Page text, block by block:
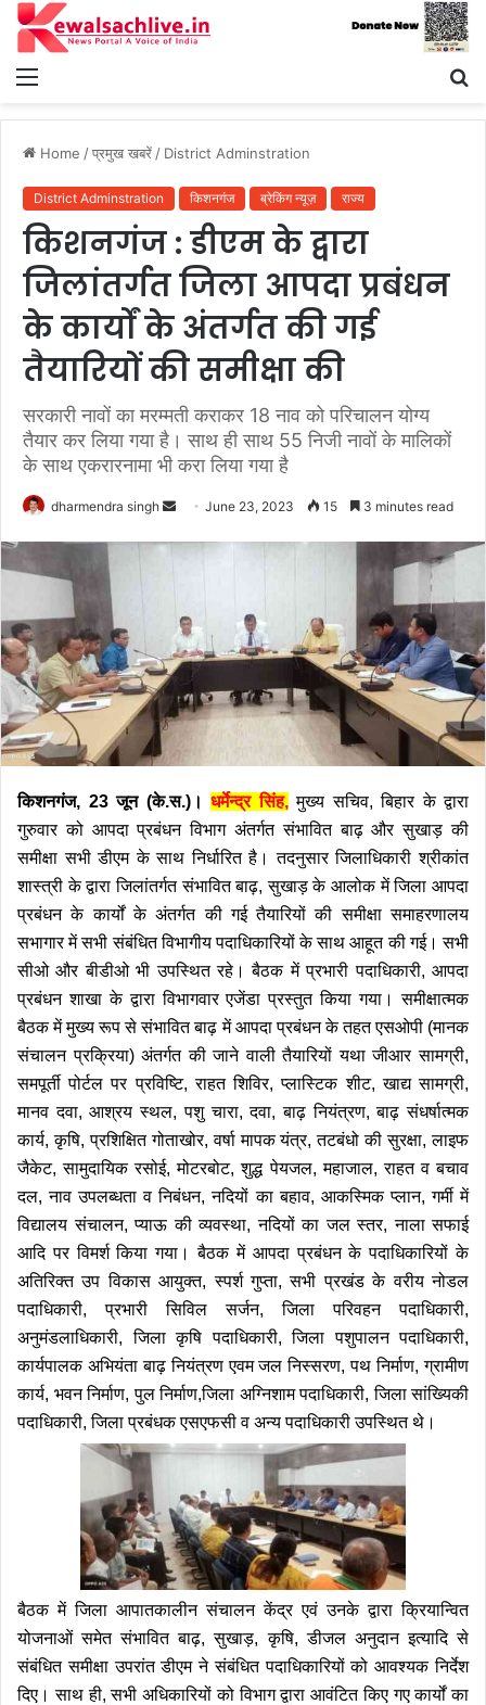
Menu
Home /प्रमुख खबरें/ District Adminstration
District Adminstration किशनगंज ब्रेकिंग न्यूज़ राज्य
किशनगंज : डीएम के द्वारा
जिलांतर्गत जिला आपदा प्रबंधन
के कार्यों के अंतर्गत की गई
तैयारियों की समीक्षा की
सरकारी नावों का मरम्मती कराकर 18 नाव को परिचालन योग्य
तैयार कर लिया गया है। साथ ही साथ 55 निजी नावों के मालिकों
के साथ एकरारनामा भी करा लिया गया है
dharmendra singh
SendJune 23, 2023 15 3 minutes read
किशनगंज, 23 जून (के.स.)। धर्मेन्द्र सिंह,मुख्य सचिव, बिहार के द्वारा
गुरुवार को आपदा प्रबंधन विभाग अंतर्गत संभावित बाढ़ और सुखाड़ की
समीक्षा सभी डीएम के साथ निर्धारित है। तदनुसार जिलाधिकारी श्रीकांत
शास्त्री के द्वारा जिलांतर्गत संभावित बाढ़, सुखाड़ के आलोक में जिला आपदा
प्रबंधन के कार्यों के अंतर्गत की गई तैयारियों की समीक्षा समाहरणालय
सभागार में सभी संबंधित विभागीय पदाधिकारियों के साथ आहूत की गई। सभी
सीओ और बीडीओ भी उपस्थित रहे।बैठक में प्रभारी पदाधिकारी, आपदा
प्रबंधन शाखा के द्वारा विभागवार एजेंडा प्रस्तुत किया गया।समीक्षात्मक
बैठक में मुख्य रूप से संभावित बाढ़ में आपदा प्रबंधन के तहत एसओपी (मानक
संचालन प्रक्रिया) अंतर्गत की जाने वाली तैयारियों यथा जीआर सामग्री,
समपूर्ती पोर्टल पर प्रविष्टि, राहत शिविर, प्लास्टिक शीट, खाद्य सामग्री,
मानव दवा, आश्रय स्थल, पशु चारा, दवा, बाढ़ नियंत्रण, बाढ़ संधर्षात्मक
कार्य, कृषि, प्रशिक्षित गोताखोर, वर्षा मापक यंत्र, तटबंधो की सुरक्षा, लाइफ
जैकेट, सामुदायिक रसोई, मोटरबोट, शुद्ध पेयजल, महाजाल, राहत व बचाव
दल, नाव उपलब्धता व निबंधन, नदियों का बहाव, आकस्मिक प्लान, गर्मी में
विद्यालय संचालन, प्याऊ की व्यवस्था, नदियों का जल स्तर, नाला सफाई
आदि पर विमर्श किया गया। बैठक में आपदा प्रबंधन के पदाधिकारियों के
अतिरिक्त उप विकास आयुक्त, स्पर्श गुप्ता, सभी प्रखंड के वरीय नोडल
पदाधिकारी, प्रभारी सिविल सर्जन, जिला परिवहन पदाधिकारी,
अनुमंडलाधिकारी, जिला कृषि पदाधिकारी, जिला पशुपालन पदाधिकारी,
कार्यपालक अभियंता बाढ़ नियंत्रण एवम जल निस्सरण, पथ निर्माण, ग्रामीण
कार्य, भवन निर्माण, पुल निर्माण,जिला अग्निशाम पदाधिकारी, जिला सांख्यिकी
पदाधिकारी, जिला प्रबंधक एसएफसी व अन्य पदाधिकारी उपस्थित थे।
बैठक में जिला आपातकालीन संचालन केंद्र एवं उनके द्वारा क्रियान्वित
योजनाओं समेत संभावित बाढ़, सुखाड़, कृषि, डीजल अनुदान इत्यादि से
संबंधित समीक्षा उपरांत डीएम ने संबंधित पदाधिकारियों को आवश्यक निर्देश
दिए। साथ ही, सभी अधिकारियों को विभाग द्वारा आवंटित किए गए कार्यों का